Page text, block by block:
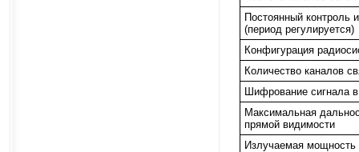
Постоянный контроль
(период регулируется)
Конфигурация
Количество каналов
Шифрование сигнала
Максимальная
прямой видимости
Излучаемая мощность